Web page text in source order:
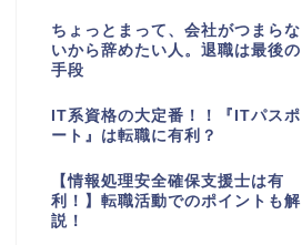
ちょっとまって、会社がつまらな
いから辞めたい人。退職は最後の
手段
IT系資格の大定番！！『ITパスポ
ート』は転職に有利？
【情報処理安全確保支援士は有
利！】転職活動でのポイントも解
説！